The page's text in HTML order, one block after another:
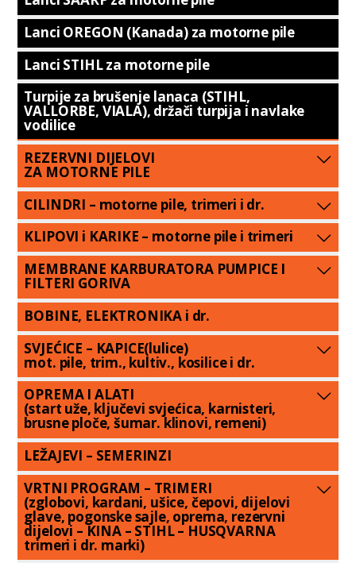
Lanci OREGON (Kanada) za motorne pile
Lanci STIHL za motorne pile
Turpije za brušenje lanaca (STIHL,
VALLORBE, VIALA), držači turpija i navlake
vodilice
REZERVNI DIJELOVI
ZA MOTORNE PILE
CILINDRI – motorne pile, trimeri i dr.
KLIPOVI i KARIKE – motorne pile i trimeri
MEMBRANE KARBURATORA PUMPICE I
FILTERI GORIVA
BOBINE, ELEKTRONIKA i dr.
SVJEĆICE – KAPICE(lulice)
mot. pile, trim., kultiv., kosilice i dr.
OPREMA I ALATI
(start uže, ključevi svjećica, karnisteri,
brusne ploče, šumar. klinovi, remeni)
LEŽAJEVI – SEMERINZI
VRTNI PROGRAM – TRIMERI
(zglobovi, kardani, ušice, čepovi, dijelovi
glave, pogonske sajle, oprema, rezervni
dijelovi – KINA – STIHL – HUSQVARNA
trimeri i dr. marki)